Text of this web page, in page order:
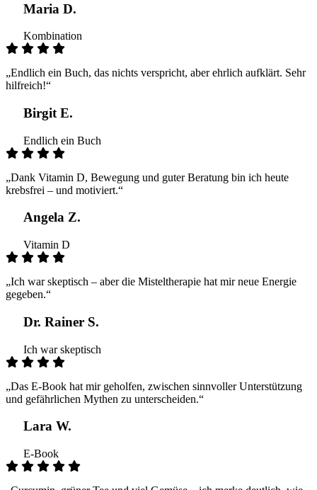
Maria D.
Kombination
„Endlich ein Buch, das nichts verspricht, aber ehrlich aufklärt. Sehr
hilfreich!“
Birgit E.
Endlich ein Buch
„Dank Vitamin D, Bewegung und guter Beratung bin ich heute
krebsfrei – und motiviert.“
Angela Z.
Vitamin D
„Ich war skeptisch – aber die Misteltherapie hat mir neue Energie
gegeben.“
Dr. Rainer S.
Ich war skeptisch
„Das E-Book hat mir geholfen, zwischen sinnvoller Unterstützung
und gefährlichen Mythen zu unterscheiden.“
Lara W.
E-Book